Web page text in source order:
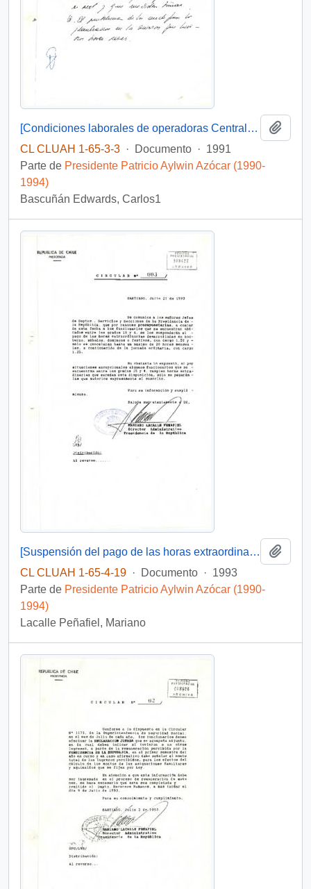
[Condiciones laborales de operadoras Central de Llamados]
CL CLUAH 1-65-3-3 · Documento · 1991
Parte de Presidente Patricio Aylwin Azócar (1990-
1994)
Bascuñán Edwards, Carlos1
[Suspensión del pago de las horas extraordinarias desarrolladas en nocturno, sábados, domingos o festivos grados 15 y 4]
CL CLUAH 1-65-4-19 · Documento · 1993
Parte de Presidente Patricio Aylwin Azócar (1990-
1994)
Lacalle Peñafiel, Mariano